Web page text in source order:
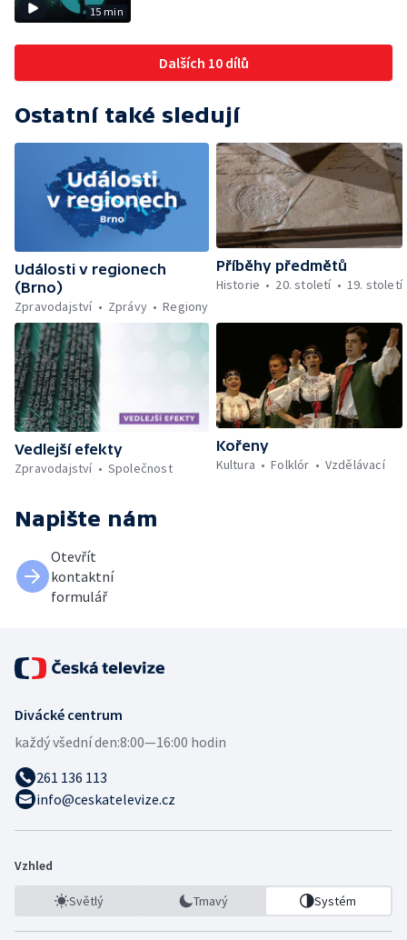
15 min
Dalších 10 dílů
Ostatní také sledují
Události v regionech
(Brno)
Zpravodajství
Zprávy Regiony
Příběhy předmětů
Historie
20. století 19. století
Vedlejší efekty
Zpravodajství
Společnost
Kořeny
Kultura
Folklór Vzdělávací
Napište nám
Otevřít
kontaktní
formulář
Divácké centrum
každý všední den:8:00—16:00 hodin
261 136 113
info@ceskatelevize.cz
Vzhled
Světlý Tmavý Systém